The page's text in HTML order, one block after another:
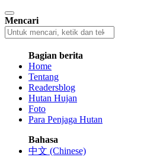
Mencari
Bagian berita
Home
Tentang
Readersblog
Hutan Hujan
Foto
Para Penjaga Hutan
Bahasa
中文 (Chinese)